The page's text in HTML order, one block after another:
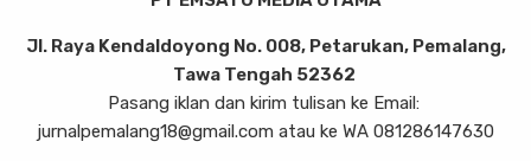
Jl. Raya Kendaldoyong No. 008, Petarukan, Pemalang,
Tawa Tengah 52362
Pasang iklan dan kirim tulisan ke Email:
jurnalpemalang18@gmail.com atau ke WA 081286147630